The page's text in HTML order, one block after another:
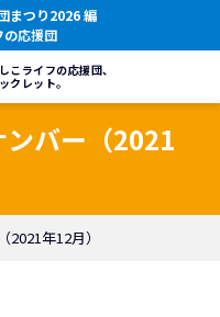
まつり2026 編
の応援団
こライフの応援団、
クレット。
バー（2021
年12月）